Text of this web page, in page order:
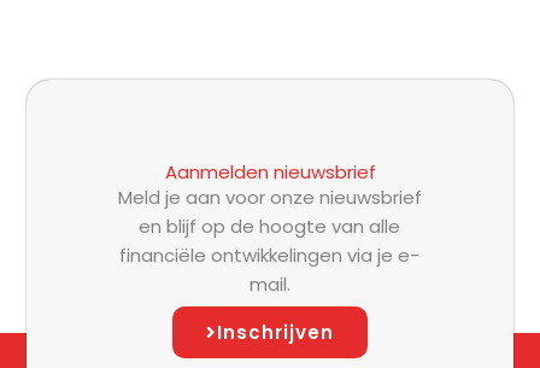
Aanmelden nieuwsbrief
Inschrijven
Meld je aan voor onze nieuwsbrief
en blijf op de hoogte van alle
financiële ontwikkelingen via je e-
mail.